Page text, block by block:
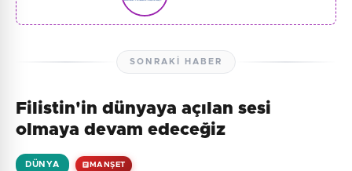
SONRAKI HABER
Filistin'in dünyaya açılan sesi
olmaya devam edeceğiz
DÜNYA MANŞET